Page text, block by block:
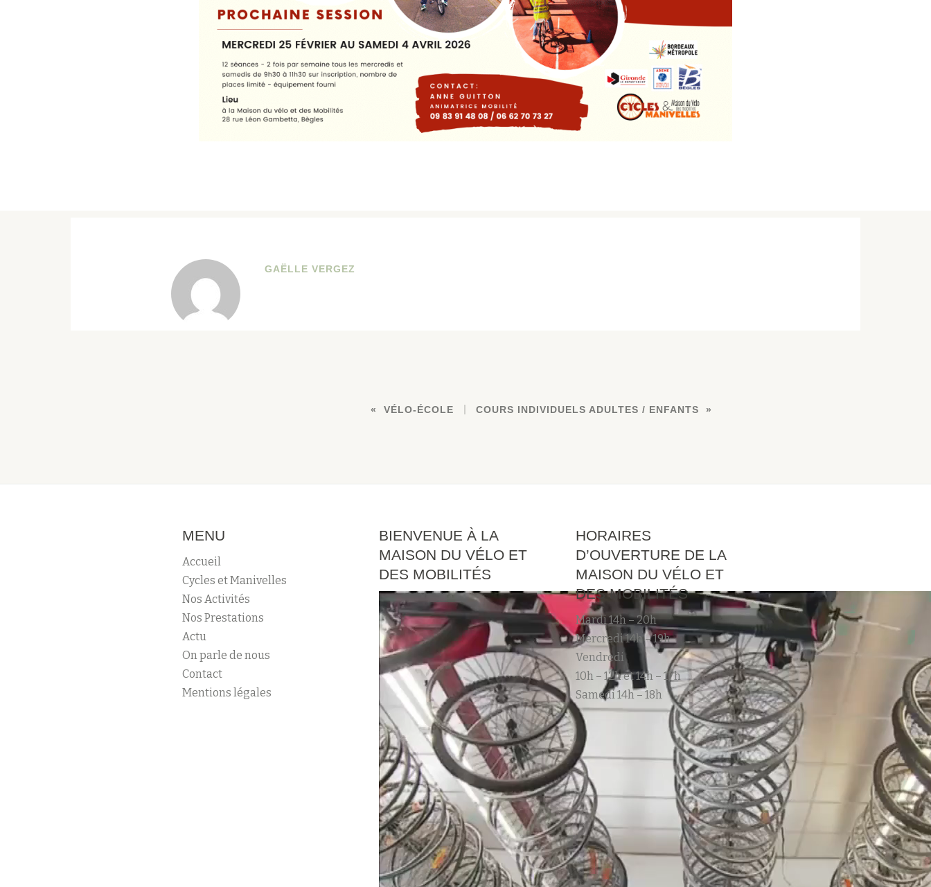
GAËLLE VERGEZ
VÉLO-ÉCOLE COURS INDIVIDUELS ADULTES / ENFANTS
MENU
Accueil
Cycles et Manivelles
Nos Activités
Nos Prestations
Actu
On parle de nous
Contact
Mentions légales
BIENVENUE À LA
MAISON DU VÉLO ET
DES MOBILITÉS
HORAIRES
D’OUVERTURE DE LA
MAISON DU VÉLO ET
DES MOBILITÉS
Mardi 14h – 20h
Mercredi 14h – 19h
Vendredi
10h – 12h et 14h – 17h
Samedi 14h – 18h